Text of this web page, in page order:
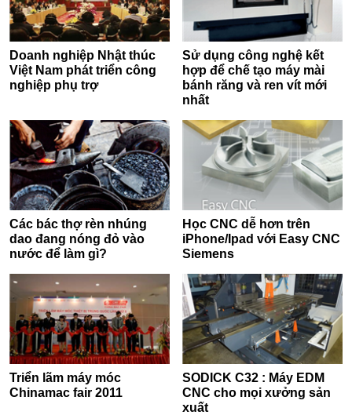
Doanh nghiệp Nhật thúc
Việt Nam phát triển công
nghiệp phụ trợ
Sử dụng công nghệ kết
hợp để chế tạo máy mài
bánh răng và ren vít mới
nhất
Các bác thợ rèn nhúng
dao đang nóng đỏ vào
nước để làm gì?
Học CNC dễ hơn trên
iPhone/Ipad với Easy CNC
Siemens
Triển lãm máy móc
Chinamac fair 2011
SODICK C32 : Máy EDM
CNC cho mọi xưởng sản
xuất